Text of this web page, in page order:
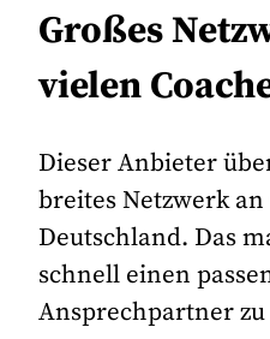
Großes
vielen
Dieser Anbieter
breites Netzwerk an
Deutschland. Das
schnell einen
Ansprechpartner